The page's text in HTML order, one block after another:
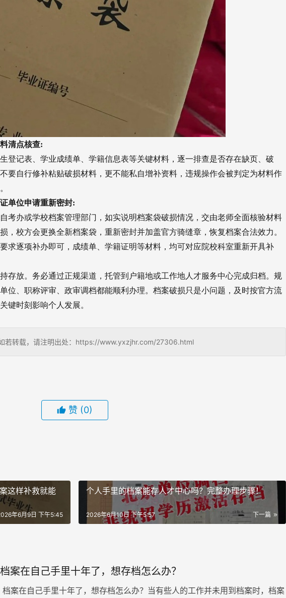
清点核查:
登记表、学业成绩单、学籍信息表等关键材料，逐一排查是否存在缺页、破
要自行修补粘贴破损材料，更不能私自增补资料，违规操作会被判定为材料作
单位申请重新密封:
考办或学校档案管理部门，如实说明档案袋破损情况，交由老师全面核验材料
，校方会更换全新档案袋，重新密封并加盖官方骑缝章，恢复档案合法效力。
求逐项补办即可，成绩单、学籍证明等材料，均可对应院校科室重新开具补
存放。务必通过正规渠道，托管到户籍地或工作地人才服务中心完成归档。规
位、职称评审、政审调档都能顺利办理。档案破损只是小问题，及时按官方流
键时刻影响个人发展。
若转载，请注明出处：https://www.yxzjhr.com/27306.html
赞 (0)
这样补救就能
年6月9日 下午5:45
个人手里的档案能存人才中心吗？完整办理步骤！
下一篇
2026年6月10日 下午5:57
档案在自己手里十年了，想存档怎么办？
档案在自己手里十年了，想存档怎么办？当有些人的工作并未用到档案时，档案